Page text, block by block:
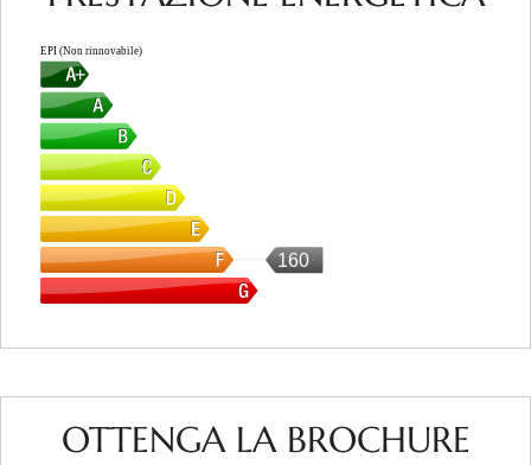
EPI (Non rinnovabile)
160
OTTENGA LA BROCHURE